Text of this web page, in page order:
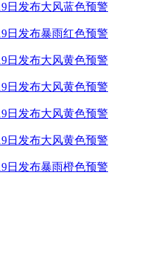
日发布大风蓝色预警
日发布暴雨红色预警
日发布大风黄色预警
日发布大风黄色预警
日发布大风黄色预警
日发布大风黄色预警
日发布暴雨橙色预警